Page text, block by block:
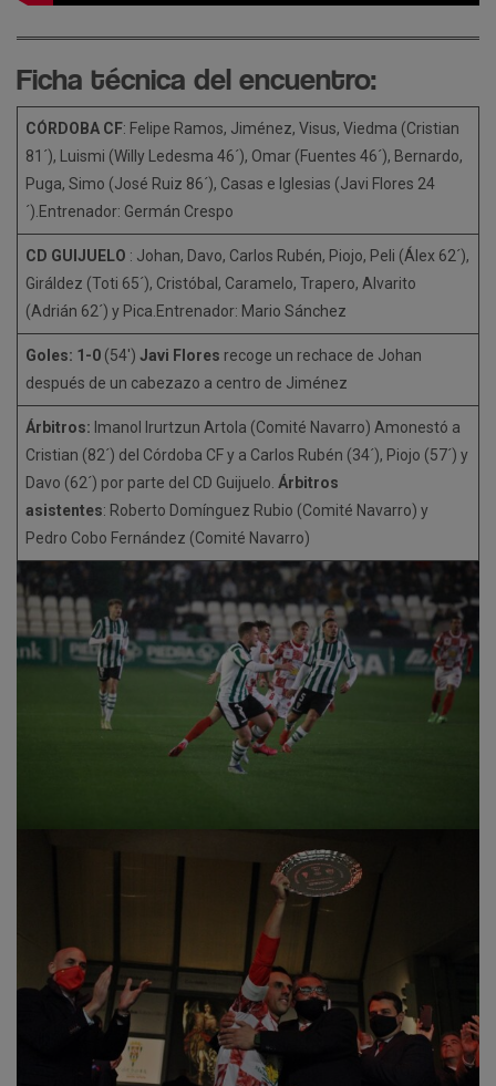
Ficha técnica del encuentro:
CÓRDOBA CF: Felipe Ramos, Jiménez, Visus, Viedma (Cristian
81´), Luismi (Willy Ledesma 46´), Omar (Fuentes 46´), Bernardo,
Puga, Simo (José Ruiz 86´), Casas e Iglesias (Javi Flores 24
´).Entrenador: Germán Crespo
CD GUIJUELO : Johan, Davo, Carlos Rubén, Piojo, Peli (Álex 62´),
Giráldez (Toti 65´), Cristóbal, Caramelo, Trapero, Alvarito
(Adrián 62´) y Pica.Entrenador: Mario Sánchez
Goles: 1-0 (54′) Javi Flores recoge un rechace de Johan
después de un cabezazo a centro de Jiménez
Árbitros: Imanol Irurtzun Artola (Comité Navarro) Amonestó a
Cristian (82´) del Córdoba CF y a Carlos Rubén (34´), Piojo (57´) y
Davo (62´) por parte del CD Guijuelo. Árbitros
asistentes: Roberto Domínguez Rubio (Comité Navarro) y
Pedro Cobo Fernández (Comité Navarro)